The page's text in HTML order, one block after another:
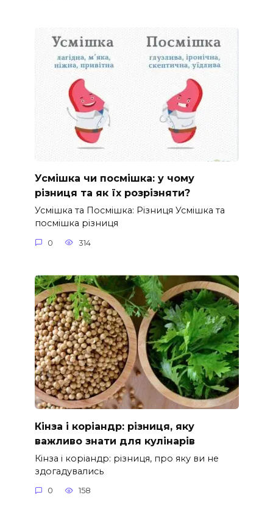
Усмішка чи посмішка: у чому
різниця та як їх розрізняти?
Усмішка та Посмішка: Різниця Усмішка та
посмішка різниця
0 314
Кінза і коріандр: різниця, яку
важливо знати для кулінарів
Кінза і коріандр: різниця, про яку ви не
здогадувались
0 158